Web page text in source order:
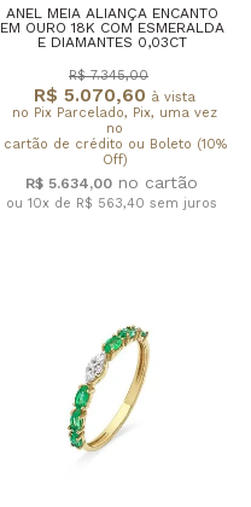
ANEL MEIA ALIANÇA ENCANTO
EM OURO 18K COM ESMERALDA
E DIAMANTES 0,03CT
R$ 5.070,60 à vista
no Pix Parcelado, Pix, uma vez
no
cartão de crédito ou Boleto (10%
Off)
R$ 7.345,00
R$ 5.634,00
ou 10x de R$ 563,40 sem juros